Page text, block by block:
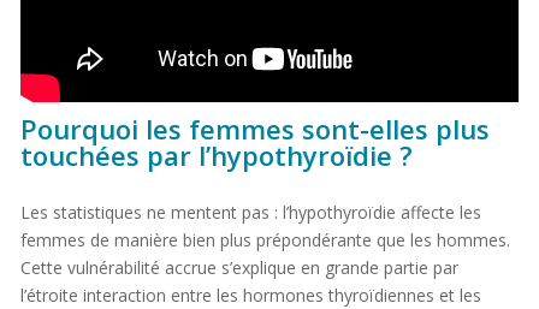
Pourquoi les femmes sont-elles plus
touchées par l’hypothyroïdie ?
Les statistiques ne mentent pas : l’hypothyroïdie affecte les
femmes de manière bien plus prépondérante que les hommes.
Cette vulnérabilité accrue s’explique en grande partie par
l’étroite interaction entre les hormones thyroïdiennes et les